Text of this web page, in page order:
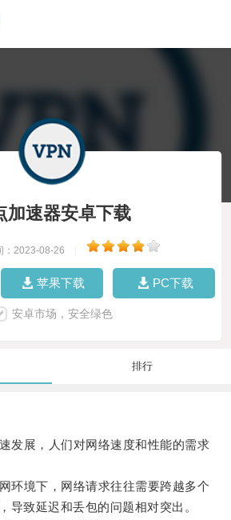
加速器安卓下载
：2023-08-26
苹果下载 PC下载
安卓市场，安全绿色
排行
展，人们对网络速度和性能的需求
境下，网络请求往往需要跨越多个
导致延迟和丢包的问题相对突出。